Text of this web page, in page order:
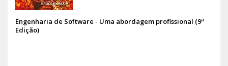
Engenharia de Software - Uma abordagem profissional (9ª
Edição)